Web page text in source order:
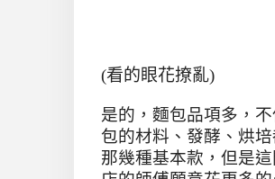
(看的眼花撩亂)
是的，麵包品項多，
包的材料、發酵、烘
那幾種基本款，但是